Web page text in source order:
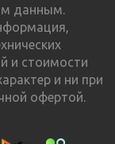
данным.
и стоимости
и ни при
офертой.